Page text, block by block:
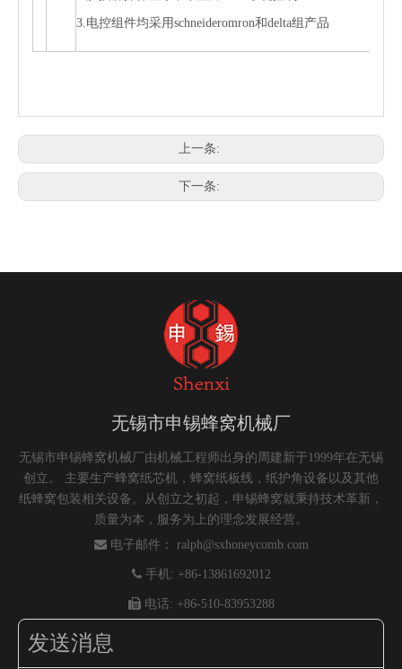
3.电控组件均采用schneideromron和delta组产品
上一条:
下一条:
无锡市申锡蜂窝机械厂
无锡市申锡蜂窝机械厂由机械工程师出身的周建新于1999年在无锡
创立。 主要生产蜂窝纸芯机，蜂窝纸板线，纸护角设备以及其他
纸蜂窝包装相关设备。从创立之初起，申锡蜂窝就秉持技术革新，
质量为本，服务为上的理念发展经营。
电子邮件： ralph@sxhoneycomb.com
 手机: +86-13861692012
电话: +86-510-83953288
发送消息